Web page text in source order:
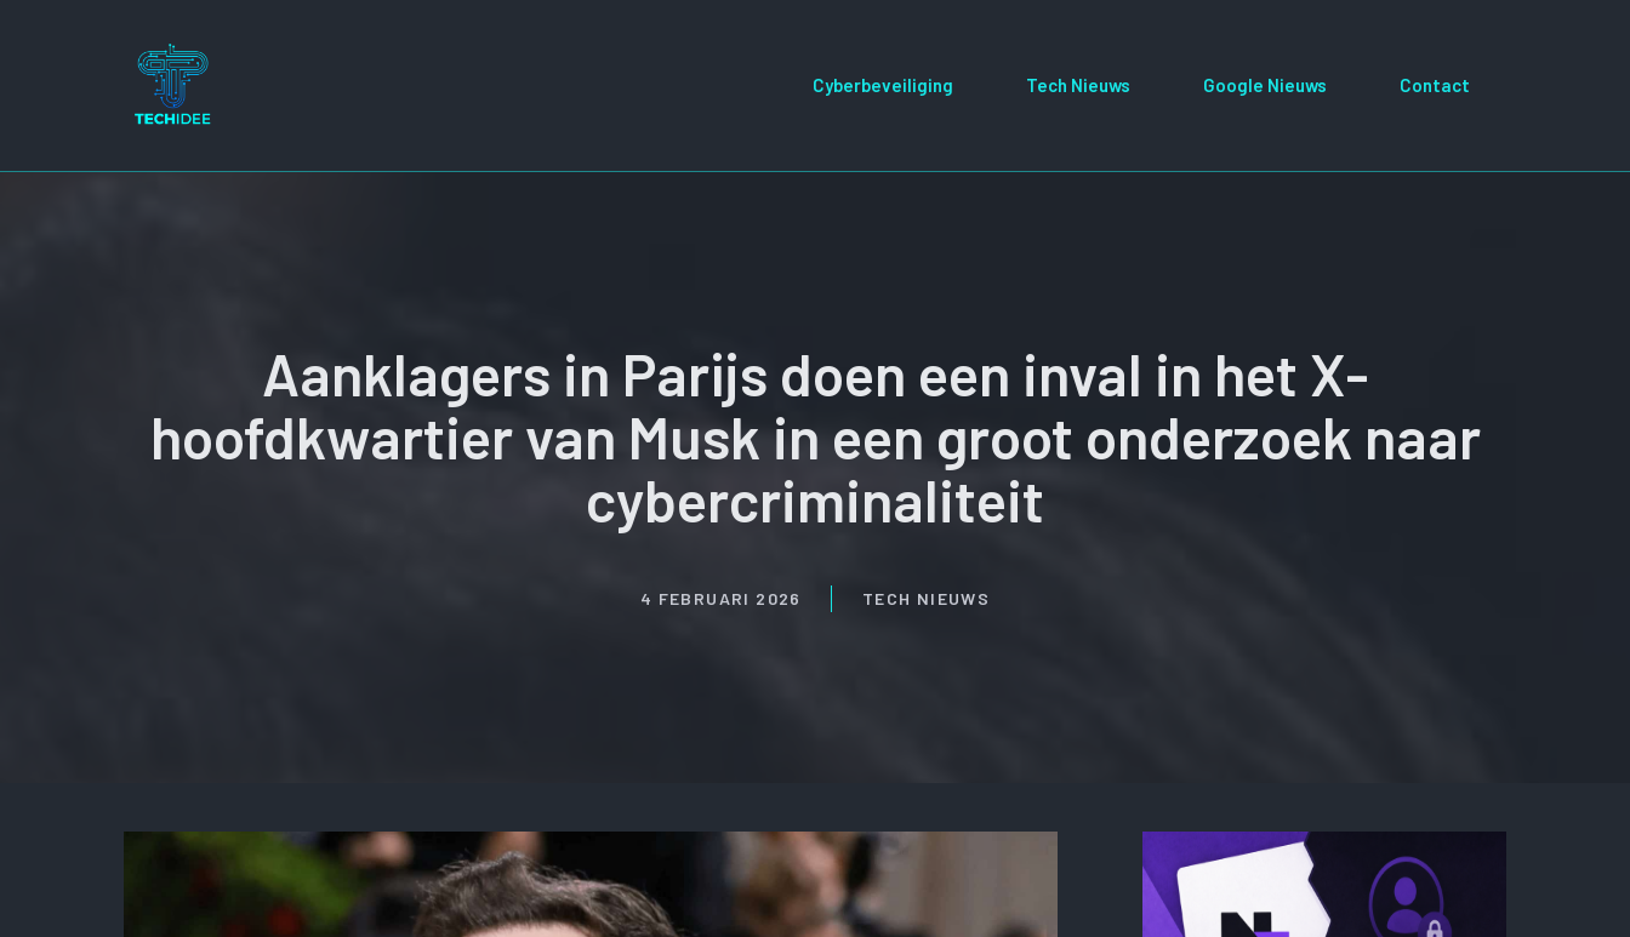
Cyberbeveiliging Tech Nieuws Google Nieuws Contact
Aanklagers in Parijs doen een inval in het X-
hoofdkwartier van Musk in een groot onderzoek naar
cybercriminaliteit
4 FEBRUARI 2026 TECH NIEUWS